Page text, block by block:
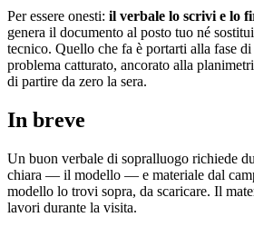
Per essere onesti: il verbale lo scrivi e lo
genera il documento al posto tuo né
tecnico. Quello che fa è portarti alla fase
problema catturato, ancorato alla
di partire da zero la sera.
In breve
Un buon verbale di sopralluogo richiede
chiara — il modello — e materiale dal
modello lo trovi sopra, da scaricare. Il
lavori durante la visita.